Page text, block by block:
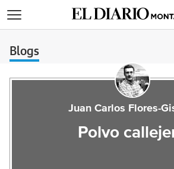
Blogs
Juan Carlos Flores-
Polvo